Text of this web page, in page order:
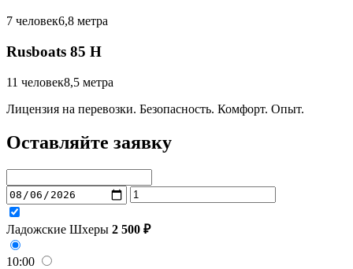
7 человек6,8 метра
Rusboats 85 H
11 человек8,5 метра
Лицензия на перевозки. Безопасность. Комфорт. Опыт.
Оставляйте заявку
Ладожские Шхеры 2 500 ₽
10:00